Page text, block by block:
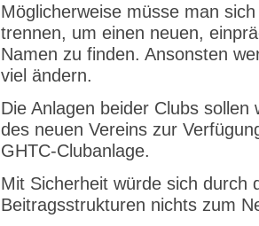
Möglicherweise müsse man
trennen, um einen neuen,
Namen zu finden. Ansonsten
viel ändern.
Die Anlagen beider Clubs
des neuen Vereins zur
GHTC-Clubanlage.
Mit Sicherheit würde sich durch
Beitragsstrukturen nichts zum